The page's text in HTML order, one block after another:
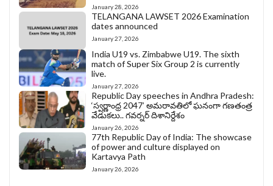
January 28, 2026
TELANGANA LAWSET 2026 Examination
dates announced
January 27, 2026
India U19 vs. Zimbabwe U19. The sixth
match of Super Six Group 2 is currently
live.
January 27, 2026
Republic Day speeches in Andhra Pradesh:
‘స్వర్ణాంధ్ర 2047’ అమరావతిలో ఘనంగా గణతంత్ర
వేడుకలు.. గవర్నర్ దిశానిర్దేశం
January 26, 2026
77th Republic Day of India: The showcase
of power and culture displayed on
Kartavya Path
January 26, 2026